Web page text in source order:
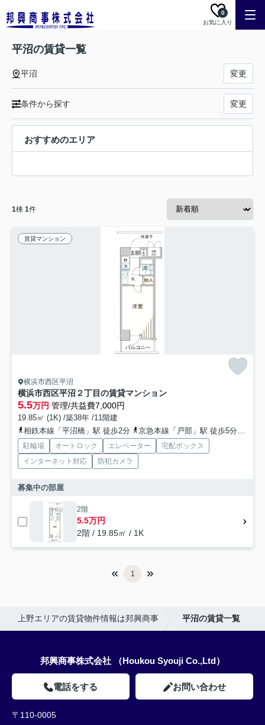
お気に入り
0
平沼の賃貸一覧
平沼 変更
条件から探す 変更
おすすめのエリア
1棟 1件
賃貸マンション
横浜市西区平沼
横浜市西区平沼２丁目の賃貸マンション
5.5万円 管理/共益費7,000円
19.85㎡ (1K) /築38年 /11階建
相鉄本線「平沼橋」駅 徒歩2分
京急本線「戸部」駅 徒歩5分
駐輪場 オートロック エレベーター
宅配ボックス
インターネット対応
防犯カメラ
募集中の部屋
2階
5.5万円
2階 / 19.85㎡ / 1K
1
上野エリアの賃貸物件情報は邦興商事 平沼の賃貸一覧
邦興商事株式会社 （Houkou Syouji Co.,Ltd）
電話をする お問い合わせ
〒110-0005